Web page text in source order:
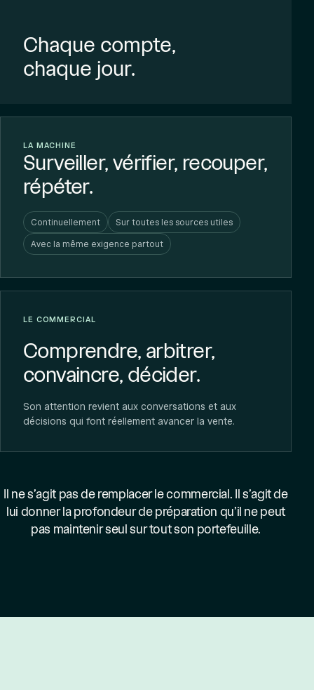
Chaque compte,
chaque jour.
LA MACHINE
Surveiller, vérifier, recouper,
répéter.
Continuellement Sur toutes les sources utiles
Avec la même exigence partout
LE COMMERCIAL
Comprendre, arbitrer,
convaincre, décider.
Son attention revient aux conversations et aux
décisions qui font réellement avancer la vente.
Il ne s’agit pas de remplacer le commercial. Il s’agit de
lui donner la profondeur de préparation qu’il ne peut
pas maintenir seul sur tout son portefeuille.